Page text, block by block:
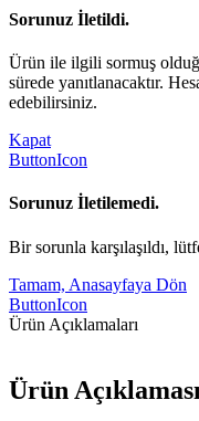
Sorunuz İletildi.
Ürün ile ilgili sormuş
sürede yanıtlanacaktır.
edebilirsiniz.
Kapat
ButtonIcon
Sorunuz İletilemedi.
Bir sorunla karşılaşıldı,
Tamam, Anasayfaya Dön
ButtonIcon
Ürün Açıklamaları
Ürün